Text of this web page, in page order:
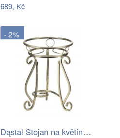
689,-Kč
- 2%
Dąstal Stojan na květiny ARIEL 37 cm…